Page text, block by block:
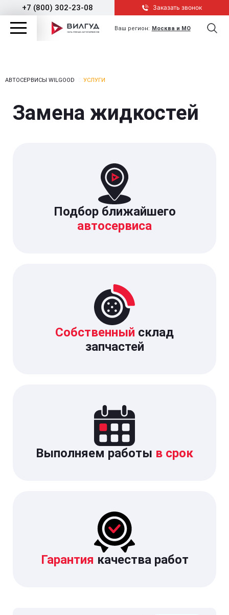
+7 (800) 302-23-08 Заказать звонок
Ваш регион: Москва и МО
АВТОСЕРВИСЫ WILGOOD УСЛУГИ
Замена жидкостей
Подбор ближайшего
автосервиса
Собственный склад
запчастей
Выполняем работы в срок
Гарантия качества работ